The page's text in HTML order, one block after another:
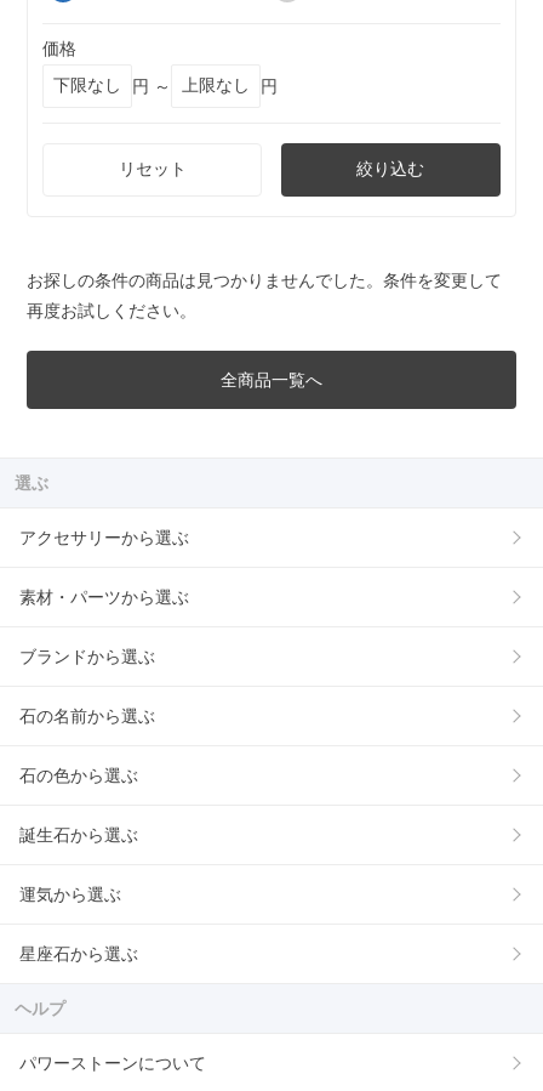
価格
円 ～
円
リセット 絞り込む
お探しの条件の商品は見つかりませんでした。条件を変更して
再度お試しください。
全商品一覧へ
選ぶ
アクセサリーから選ぶ
素材・パーツから選ぶ
ブランドから選ぶ
石の名前から選ぶ
石の色から選ぶ
誕生石から選ぶ
運気から選ぶ
星座石から選ぶ
ヘルプ
パワーストーンについて